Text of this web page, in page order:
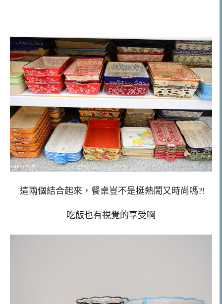
這兩個結合起來，餐桌豈不是挺熱鬧又時尚嗎?!
吃飯也有視覺的享受啊